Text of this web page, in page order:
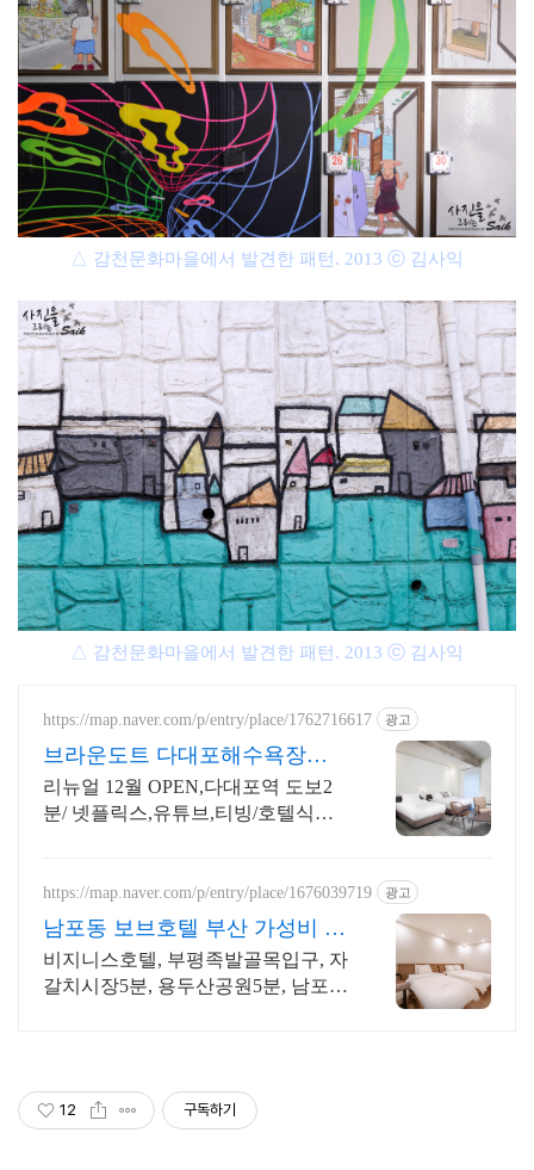
△ 감천문화마을에서 발견한 패턴. 2013 ⓒ 김사익
△ 감천문화마을에서 발견한 패턴. 2013 ⓒ 김사익
https://map.naver.com/p/entry/place/1762716617 광고
브라운도트 다대포해수욕장점
다대호해수욕장 호텔은 여기!
리뉴얼 12월 OPEN,다대포역 도보2
분/ 넷플릭스,유튜브,티빙/호텔식침
https://map.naver.com/p/entry/place/1676039719 광고
남포동 보브호텔 부산 가성비 숙
소는 여기!
비지니스호텔, 부평족발골목입구, 자
갈치시장5분, 용두산공원5분, 남포동
12 구독하기